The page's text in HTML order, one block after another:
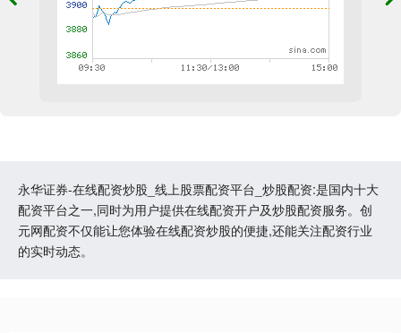
永华证券-在线配资炒股_线上股票配资平台_炒股配资:是国内十大
配资平台之一,同时为用户提供在线配资开户及炒股配资服务。创
元网配资不仅能让您体验在线配资炒股的便捷,还能关注配资行业
的实时动态。